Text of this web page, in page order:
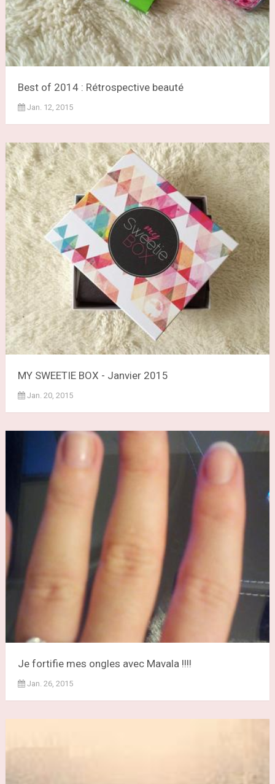
Best of 2014 : Rétrospective beauté
Jan. 12, 2015
MY SWEETIE BOX - Janvier 2015
Jan. 20, 2015
Je fortifie mes ongles avec Mavala !!!!
Jan. 26, 2015